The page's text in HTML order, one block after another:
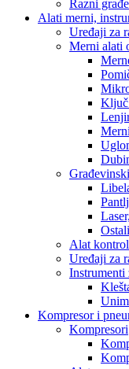
Razni
Alati merni,
Uređaji za
Merni alati
Ključ
Alat
Uređaji za
Instrumenti
Kompresor i
Kompresori